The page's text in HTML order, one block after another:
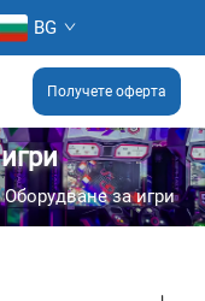
BG
Получете оферта
Оборудване за игри